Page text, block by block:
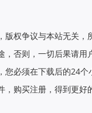
版权争议与本站无关
，否则，一切后果请
您必须在下载后的24
，购买注册，得到更好